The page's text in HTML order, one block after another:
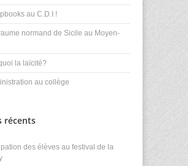
au C.D.I !
normand de Sicile au Moyen-
la laïcité?
au collège
récents
des élèves au festival de la